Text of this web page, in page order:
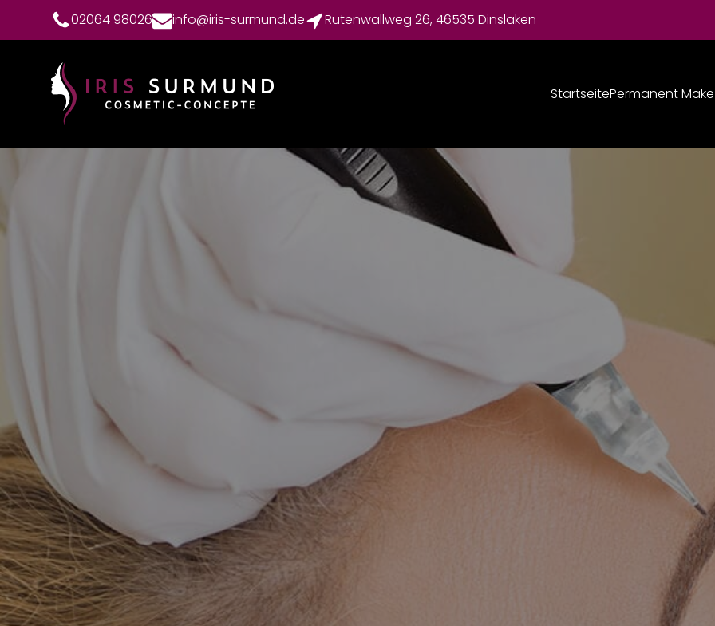
02064 98026 info@iris-surmund.de Rutenwallweg 26, 46535 Dinslaken
StartseitePermanent